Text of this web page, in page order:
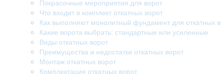
Покрасочные мероприятия для ворот
Что входит в комплект откатных ворот
Как выполняют монолитный фундамент для откатных
Какие ворота выбрать: стандартные или усиленные
Виды откатных ворот
Преимущества и недостатки откатных ворот
Монтаж откатных ворот
Комплектация откатных ворот